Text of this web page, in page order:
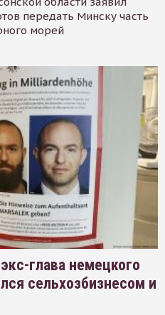
передать Минску часть
морей
глава немецкого
сельхозбизнесом и